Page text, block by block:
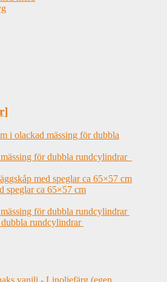
för dubbla rundcylindrar
speglar ca 65×57 cm
rundcylindrar